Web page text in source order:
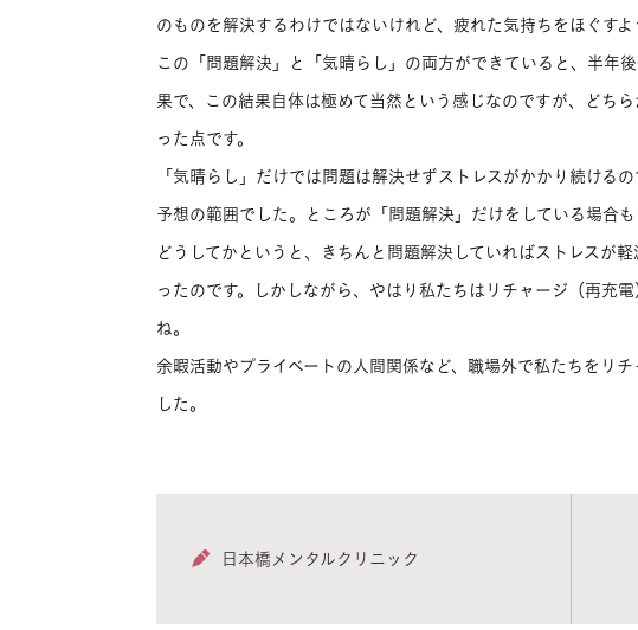
のものを解決するわけではないけれど、疲れた気持ちをほぐすよ
この「問題解決」と「気晴らし」の両方ができていると、半年
果で、この結果自体は極めて当然という感じなのですが、どち
った点です。
「気晴らし」だけでは問題は解決せずストレスがかかり続ける
予想の範囲でした。ところが「問題解決」だけをしている場合も
どうしてかというと、きちんと問題解決していればストレスが
ったのです。しかしながら、やはり私たちはリチャージ（再充
ね。
余暇活動やプライベートの人間関係など、職場外で私たちをリ
した。
日本橋メンタルクリニック